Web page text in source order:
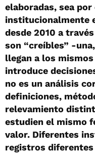
elaboradas, sea
institucionalmente
desde 2010 a
son “creíbles” -
llegan a los
introduce
no es un análisis
definiciones,
relevamiento
estudien el mismo
valor. Diferentes
registros